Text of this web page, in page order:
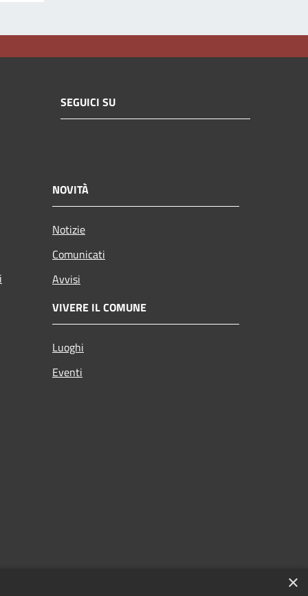
SEGUICI SU
NOVITÀ
Notizie
Comunicati
Avvisi
VIVERE IL COMUNE
Luoghi
Eventi
×